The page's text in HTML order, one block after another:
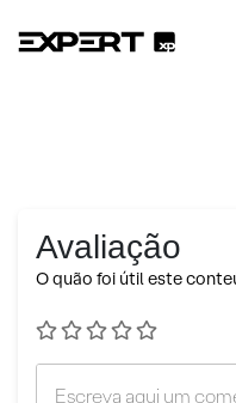
Avaliação
O quão foi útil este